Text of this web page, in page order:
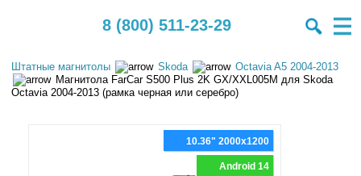
8 (800) 511-23-29
Штатные магнитолы Skoda
Octavia A5 2004-2013
Магнитола FarCar S500 Plus 2K GX/XXL005M для Skoda
Octavia 2004-2013 (рамка черная или серебро)
10.36" 2000x1200
Android 14